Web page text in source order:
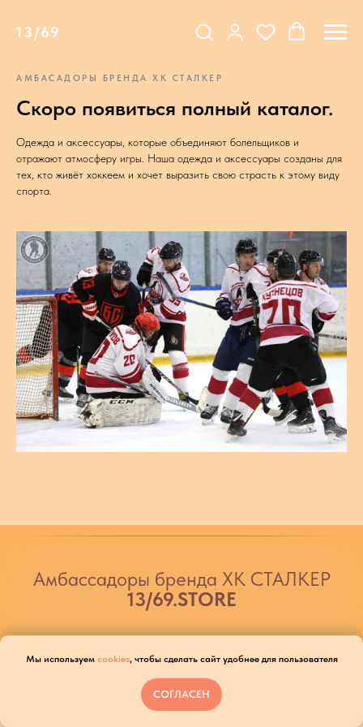
13/69
АМБАСАДОРЫ БРЕНДА ХК СТАЛКЕР
Скоро появиться полный каталог.
Одежда и аксессуары, которые объединяют болельщиков и
отражают атмосферу игры. Наша одежда и аксессуары созданы для
тех, кто живёт хоккеем и хочет выразить свою страсть к этому виду
спорта.
Амбассадоры бренда ХК СТАЛКЕР
13/69.STORE
ИП Дроздов О.В. / ИНН 771814198179
Мы используем cookies, чтобы сделать сайт удобнее для пользователя
СОГЛАСЕН